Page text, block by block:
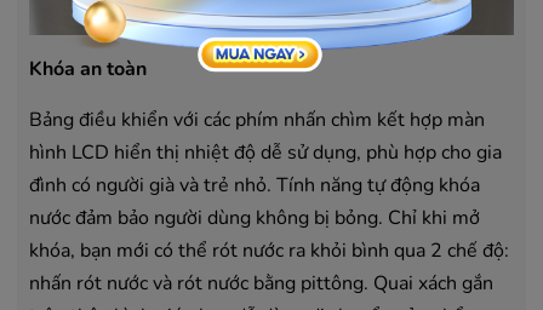
Khóa an toàn
Bảng điều khiển với các phím nhấn chìm kết hợp màn
hình LCD hiển thị nhiệt độ dễ sử dụng, phù hợp cho gia
đình có người già và trẻ nhỏ. Tính năng tự động khóa
nước đảm bảo người dùng không bị bỏng. Chỉ khi mở
khóa, bạn mới có thể rót nước ra khỏi bình qua 2 chế độ:
nhấn rót nước và rót nước bằng pittông. Quai xách gắn